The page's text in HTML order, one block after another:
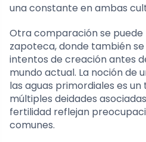
una constante en ambas
Otra comparación se
zapoteca, donde también
intentos de creación antes
mundo actual. La noción de
las aguas primordiales es
múltiples deidades
fertilidad reflejan
comunes.